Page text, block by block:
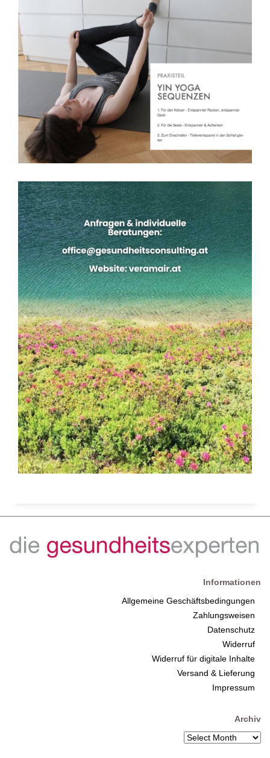
Informationen
Allgemeine Geschäftsbedingungen
Zahlungsweisen
Datenschutz
Widerruf
Widerruf für digitale Inhalte
Versand & Lieferung
Impressum
Archiv